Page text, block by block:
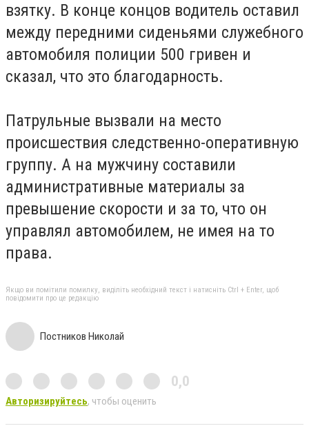
взятку. В конце концов водитель оставил
между передними сиденьями служебного
автомобиля полиции 500 гривен и
сказал, что это благодарность.
Патрульные вызвали на место
происшествия следственно-оперативную
группу. А на мужчину составили
административные материалы за
превышение скорости и за то, что он
управлял автомобилем, не имея на то
права.
Якщо ви помітили помилку, виділіть необхідний текст і натисніть Ctrl + Enter, щоб
повідомити про це редакцію
Постников Николай
0,0
Авторизируйтесь, чтобы оценить